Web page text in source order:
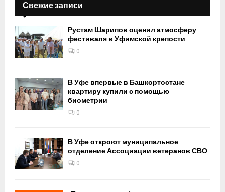
Свежие записи
Рустам Шарипов оценил атмосферу
фестиваля в Уфимской крепости
0
В Уфе впервые в Башкортостане
квартиру купили с помощью
биометрии
0
В Уфе откроют муниципальное
отделение Ассоциации ветеранов СВО
0